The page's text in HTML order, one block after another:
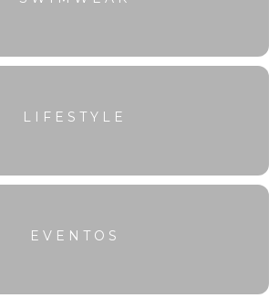
LIFESTYLE
EVENTOS